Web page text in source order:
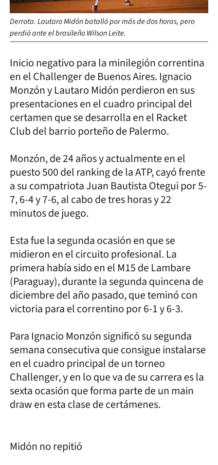
Derrota. Lautaro Midón batalló por más de dos horas, pero
perdió ante el brasileño Wilson Leite.
Inicio negativo para la minilegión correntina
en el Challenger de Buenos Aires. Ignacio
Monzón y Lautaro Midón perdieron en sus
presentaciones en el cuadro principal del
certamen que se desarrolla en el Racket
Club del barrio porteño de Palermo.
Monzón, de 24 años y actualmente en el
puesto 500 del ranking de la ATP, cayó frente
a su compatriota Juan Bautista Otegui por 5-
7, 6-4 y 7-6, al cabo de tres horas y 22
minutos de juego.
Esta fue la segunda ocasión en que se
midieron en el circuito profesional. La
primera había sido en el M15 de Lambare
(Paraguay), durante la segunda quincena de
diciembre del año pasado, que teminó con
victoria para el correntino por 6-1 y 6-3.
Para Ignacio Monzón significó su segunda
semana consecutiva que consigue instalarse
en el cuadro principal de un torneo
Challenger, y en lo que va de su carrera es la
sexta ocasión que forma parte de un main
draw en esta clase de certámenes.
Midón no repitió